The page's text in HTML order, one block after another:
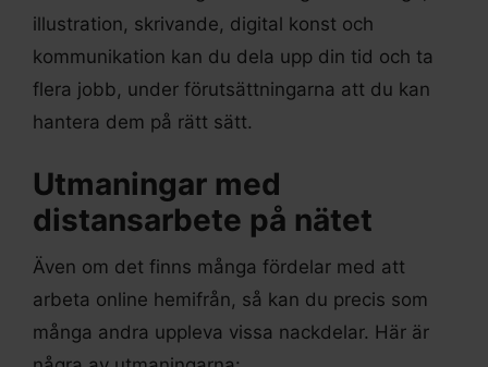
illustration, skrivande, digital konst och
kommunikation kan du dela upp din tid och ta
flera jobb, under förutsättningarna att du kan
hantera dem på rätt sätt.
Utmaningar med
distansarbete på nätet
Även om det finns många fördelar med att
arbeta online hemifrån, så kan du precis som
många andra uppleva vissa nackdelar. Här är